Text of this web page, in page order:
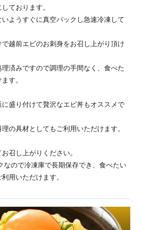
ております。
ようすぐに真空パックし急速冷凍して
越前エビのお刺身をお召し上がり頂け
済みですので調理の手間なく、食べた
す。
盛り付けて贅沢なエビ丼もオススメで
の具材としてもご利用いただけます。
召し上がりください。
なので冷凍庫で長期保存でき、食べたい
用いただけます。